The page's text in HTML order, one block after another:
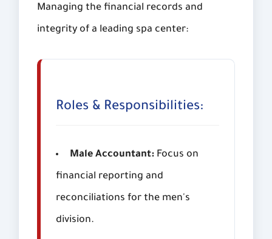
Managing the financial records and
integrity of a leading spa center:
Roles & Responsibilities:
Male Accountant: Focus on
financial reporting and
reconciliations for the men's
division.